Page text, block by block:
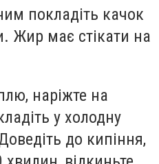
покладіть качок
Жир має стікати на
наріжте на
у холодну
до кипіння,